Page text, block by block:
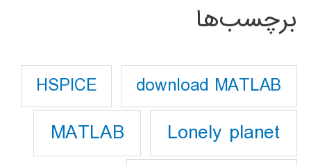
برچسب‌ها
download MATLAB
HSPICE
Lonely planet
MATLAB